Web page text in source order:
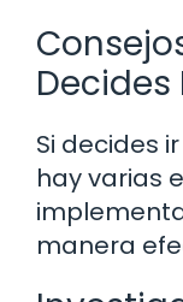
Si decides
hay varias
manera